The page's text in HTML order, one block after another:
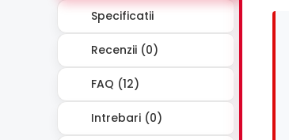
Specificatii
Recenzii (0)
FAQ (12)
Intrebari (0)